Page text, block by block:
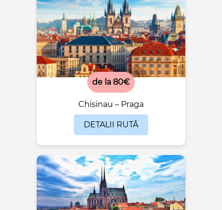
de la 80€
Chisinau – Praga
DETALII RUTĂ